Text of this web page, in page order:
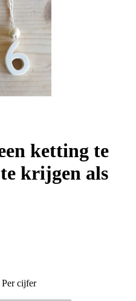
ketting te
krijgen als
Per cijfer